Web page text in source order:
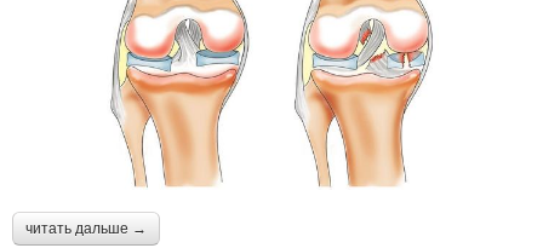
читать дальше →